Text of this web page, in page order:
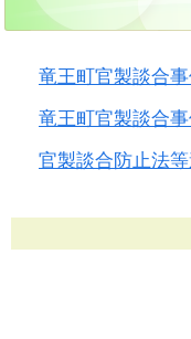
竜王町官製談合
竜王町官製談合
官製談合防止法